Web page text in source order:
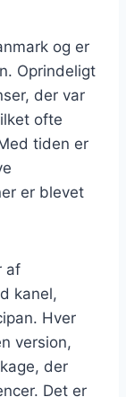
og er
Oprindeligt
der var
ofte
tiden er
er blevet
af
kanel,
Hver
version,
der
Det er